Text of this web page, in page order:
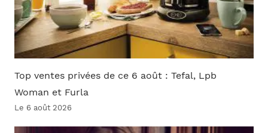
Top ventes privées de ce 6 août : Tefal, Lpb
Woman et Furla
Le 6 août 2026